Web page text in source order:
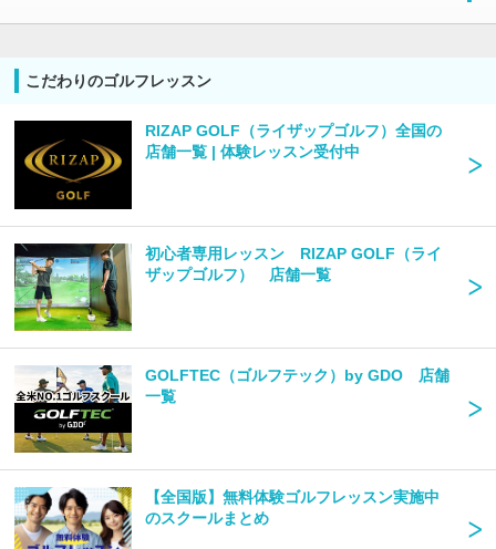
こだわりのゴルフレッスン
RIZAP GOLF（ライザップゴルフ）全国の
店舗一覧 | 体験レッスン受付中
初心者専用レッスン RIZAP GOLF（ライ
ザップゴルフ） 店舗一覧
GOLFTEC（ゴルフテック）by GDO 店舗
一覧
【全国版】無料体験ゴルフレッスン実施中
のスクールまとめ